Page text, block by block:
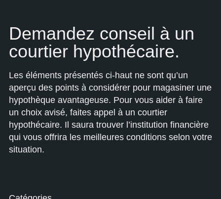
Demandez conseil à un
courtier hypothécaire.
Les éléments présentés ci-haut ne sont qu’un
aperçu des points à considérer pour magasiner une
hypothèque avantageuse. Pour vous aider à faire
un choix avisé, faites appel à un courtier
hypothécaire. Il saura trouver l’institution financière
qui vous offrira les meilleures conditions selon votre
situation.